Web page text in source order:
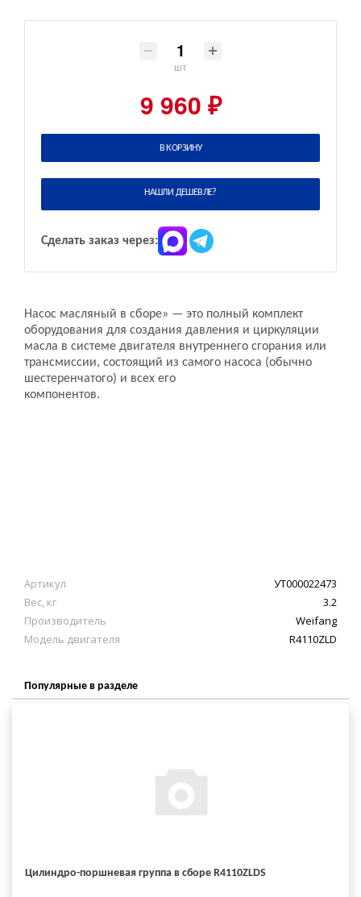
шт
9 960 ₽
В КОРЗИНУ
НАШЛИ ДЕШЕВЛЕ?
Сделать заказ через:
Насос масляный в сборе» — это полный комплект
оборудования для создания давления и циркуляции
масла в системе двигателя внутреннего сгорания или
трансмиссии, состоящий из самого насоса (обычно
шестеренчатого) и всех его
компонентов.
Артикул
УТ000022473
Вес, кг
3.2
Производитель
Weifang
Модель двигателя
R4110ZLD
Популярные в разделе
Цилиндро-поршневая группа в сборе R4110ZLDS